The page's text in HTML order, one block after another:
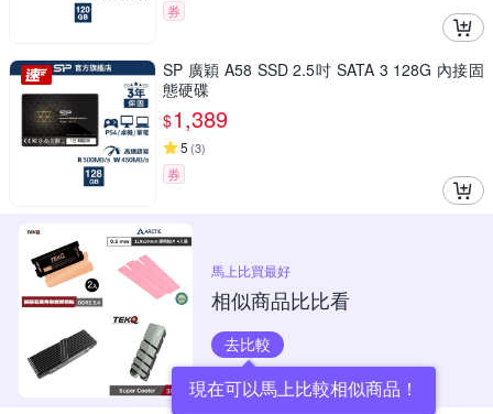
券
SP 廣穎 A58 SSD 2.5吋 SATA 3 128G 內接固
態硬碟
$1,389
5 (3)
券
馬上比買最好
相似商品比比看
去比較
現在可以馬上比較相似商品！